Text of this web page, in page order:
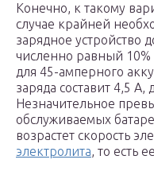
Конечно, к такому
случае крайней
зарядное устройство
численно равный 10%
для 45-амперного
заряда составит 4,5
Незначительное
обслуживаемых
возрастет скорость
электролита, то есть